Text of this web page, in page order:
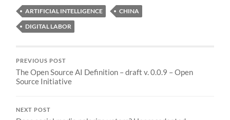
ARTIFICIAL INTELLIGENCE
CHINA
DIGITAL LABOR
PREVIOUS POST
The Open Source AI Definition – draft v. 0.0.9 – Open
Source Initiative
NEXT POST